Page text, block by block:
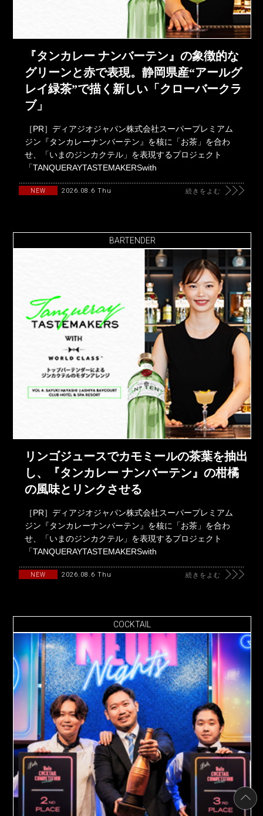
『タンカレー ナンバーテン』の象徴的な
グリーンと赤で表現。静岡県産“アールグ
レイ緑茶”で描く新しい「クローバークラ
ブ」
［PR］ディアジオジャパン株式会社スーパープレミアム
ジン『タンカレーナンバーテン』を核に「お茶」を合わ
せ、「いまのジンカクテル」を表現するプロジェクト
「TANQUERAYTASTEMAKERSwith
NEW 2026.08.6 Thu 続きをよむ
BARTENDER
リンゴジュースでカモミールの茶葉を抽出
し、『タンカレー ナンバーテン』の柑橘
の風味とリンクさせる
［PR］ディアジオジャパン株式会社スーパープレミアム
ジン『タンカレーナンバーテン』を核に「お茶」を合わ
せ、「いまのジンカクテル」を表現するプロジェクト
「TANQUERAYTASTEMAKERSwith
NEW 2026.08.6 Thu 続きをよむ
COCKTAIL